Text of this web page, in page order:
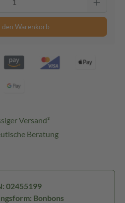
den Warenkorb
Versand³
Beratung
02455199
Bonbons